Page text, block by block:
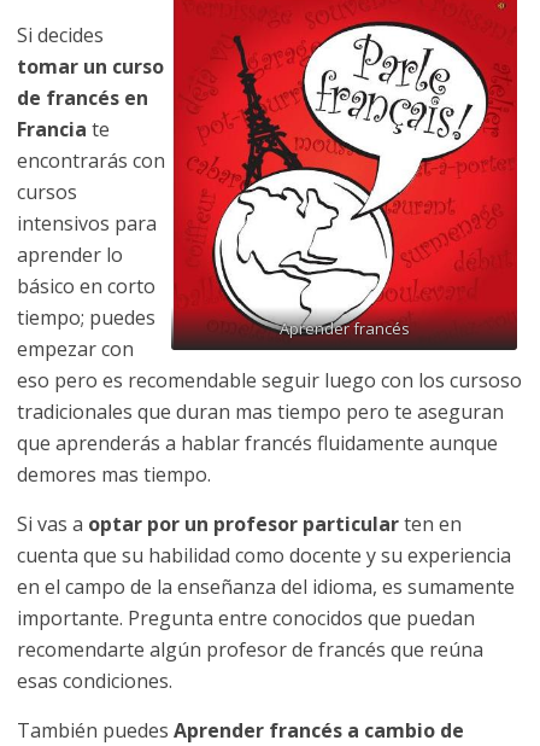
Aprender francés
Si decides
tomar un curso
de francés en
Francia te
encontrarás con
cursos
intensivos para
aprender lo
básico en corto
tiempo; puedes
empezar con
eso pero es recomendable seguir luego con los cursoso
tradicionales que duran mas tiempo pero te aseguran
que aprenderás a hablar francés fluidamente aunque
demores mas tiempo.
Si vas a optar por un profesor particularten en
cuenta que su habilidad como docente y su experiencia
en el campo de la enseñanza del idioma, es sumamente
importante. Pregunta entre conocidos que puedan
recomendarte algún profesor de francés que reúna
esas condiciones.
También puedes Aprender francés a cambio de